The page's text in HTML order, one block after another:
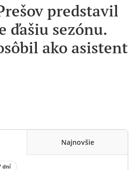
predstavil
ďašiu sezónu.
ako asistent
Najnovšie
dní